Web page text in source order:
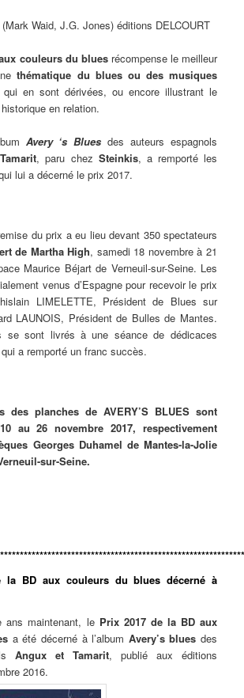
Waid, J.G. Jones) éditions DELCOURT
couleurs du bluesrécompense le meilleur
thématique du blues ou des musiques
en sont dérivées, ou encore illustrant le
en relation.
Avery ‘s Blues des auteurs espagnols
, paru chez Steinkis, a remporté les
lui a décerné le prix 2017.
du prix a eu lieu devant 350 spectateurs
de Martha High, samedi 18 novembre à 21
Maurice Béjart de Verneuil-sur-Seine. Les
venus d’Espagne pour recevoir le prix
LIMELETTE, Président de Blues sur
LAUNOIS, Président de Bulles de Mantes.
se sont livrés à une séance de dédicaces
a remporté un franc succès.
des planches de AVERY’S BLUES sont
au 26 novembre 2017, respectivement
Georges Duhamel de Mantes-la-Jolie
sur-Seine.
la BD aux couleurs du blues décerné à
ans maintenant, le Prix 2017 de la BD aux
a été décerné à l’album Avery’s blues des
Angux et Tamarit, publié aux éditions
2016.